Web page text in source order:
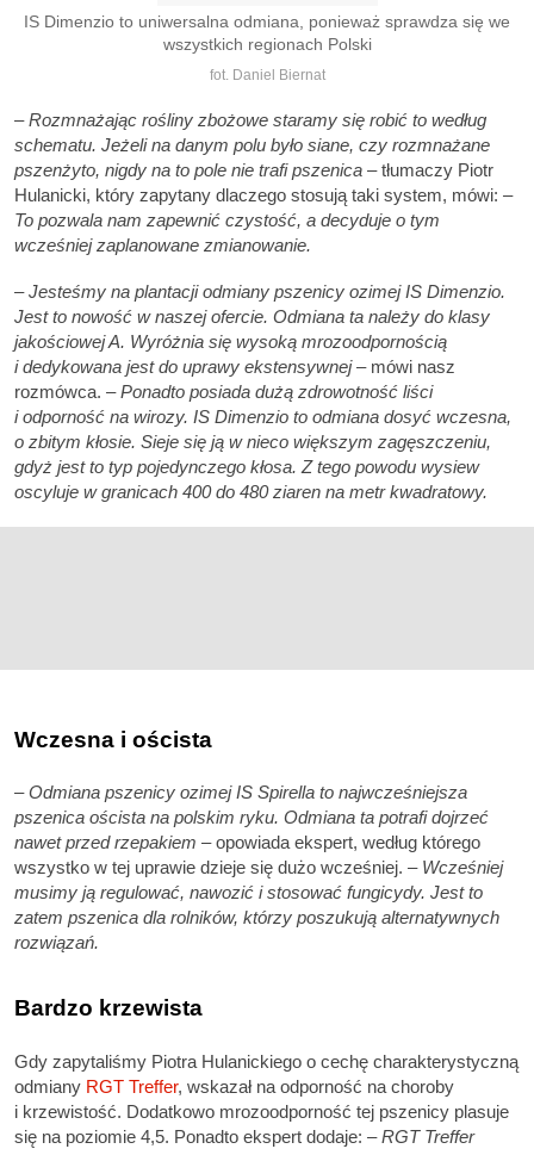
IS Dimenzio to uniwersalna odmiana, ponieważ sprawdza się we
wszystkich regionach Polski
fot. Daniel Biernat
– Rozmnażając rośliny zbożowe staramy się robić to według
schematu. Jeżeli na danym polu było siane, czy rozmnażane
pszenżyto, nigdy na to pole nie trafi pszenica –tłumaczy Piotr
Hulanicki, który zapytany dlaczego stosują taki system, mówi: –
To pozwala nam zapewnić czystość, a decyduje o tym
wcześniej zaplanowane zmianowanie.
– Jesteśmy na plantacji odmiany pszenicy ozimej IS Dimenzio.
Jest to nowość w naszej ofercie. Odmiana ta należy do klasy
jakościowej A. Wyróżnia się wysoką mrozoodpornością
i dedykowana jest do uprawy ekstensywnej– mówi nasz
rozmówca. – Ponadto posiada dużą zdrowotność liści
i odporność na wirozy. IS Dimenzio to odmiana dosyć wczesna,
o zbitym kłosie. Sieje się ją w nieco większym zagęszczeniu,
gdyż jest to typ pojedynczego kłosa. Z tego powodu wysiew
oscyluje w granicach 400 do 480 ziaren na metr kwadratowy.
Wczesna i oścista
– Odmiana pszenicy ozimej IS Spirella to najwcześniejsza
pszenica oścista na polskim ryku. Odmiana ta potrafi dojrzeć
nawet przed rzepakiem – opowiada ekspert, według którego
wszystko w tej uprawie dzieje się dużo wcześniej. – Wcześniej
musimy ją regulować, nawozić i stosować fungicydy. Jest to
zatem pszenica dla rolników, którzy poszukują alternatywnych
rozwiązań.
Bardzo krzewista
Gdy zapytaliśmy Piotra Hulanickiego o cechę charakterystyczną
odmiany RGT Treffer, wskazał na odporność na choroby
i krzewistość. Dodatkowo mrozoodporność tej pszenicy plasuje
się na poziomie 4,5. Ponadto ekspert dodaje: – RGT Treffer